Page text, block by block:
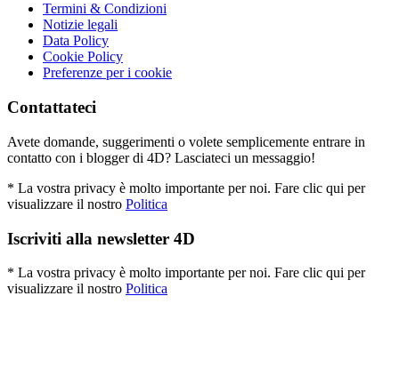
Termini & Condizioni
Notizie legali
Data Policy
Cookie Policy
Preferenze per i cookie
Contattateci
Avete domande, suggerimenti o volete semplicemente entrare in
contatto con i blogger di 4D? Lasciateci un messaggio!
* La vostra privacy è molto importante per noi. Fare clic qui per
visualizzare il nostro Politica
Iscriviti alla newsletter 4D
* La vostra privacy è molto importante per noi. Fare clic qui per
visualizzare il nostro Politica